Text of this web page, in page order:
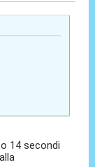
14 secondi